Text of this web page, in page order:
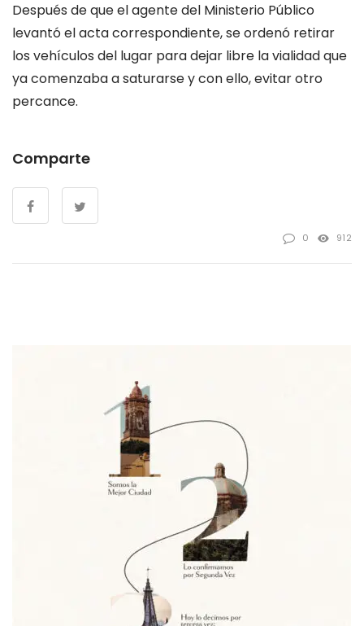
Después de que el agente del Ministerio Público
levantó el acta correspondiente, se ordenó retirar
los vehículos del lugar para dejar libre la vialidad que
ya comenzaba a saturarse y con ello, evitar otro
percance.
Comparte
0 912